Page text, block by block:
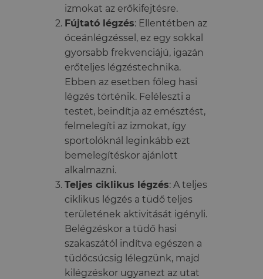
izmokat az erőkifejtésre.
Fújtató légzés: Ellentétben az
óceánlégzéssel, ez egy sokkal
gyorsabb frekvenciájú, igazán
erőteljes légzéstechnika.
Ebben az esetben főleg hasi
légzés történik. Feléleszti a
testet, beindítja az emésztést,
felmelegíti az izmokat, így
sportolóknál leginkább ezt
bemelegítéskor ajánlott
alkalmazni.
Teljes ciklikus légzés: A teljes
ciklikus légzés a tüdő teljes
területének aktivitását igényli.
Belégzéskor a tüdő hasi
szakaszától indítva egészen a
tüdőcsúcsig lélegzünk, majd
kilégzéskor ugyanezt az utat